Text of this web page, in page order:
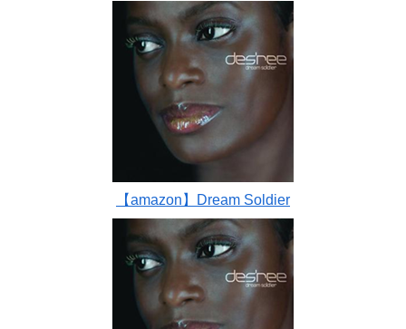
【amazon】Dream Soldier